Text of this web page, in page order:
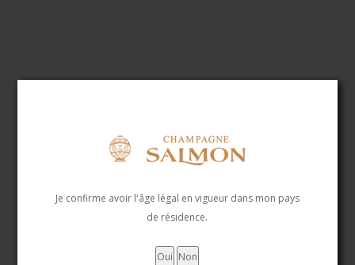
Je confirme avoir l'âge légal en vigueur dans mon pays
de résidence.